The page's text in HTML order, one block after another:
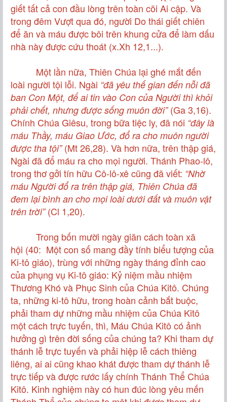
giết tất cả con đầu lòng trên toàn cõi Ai cập. Và
trong đêm Vượt qua đó, người Do thái giết chiên
để ăn và máu được bôi trên khung cửa để làm dấu
nhà này được cứu thoát (x.Xh 12,1...).
Một lần nữa, Thiên Chúa lại ghé mắt đến
loài người tội lỗi. Ngài “đã yêu thế gian đến nỗi đã
ban Con Một, để ai tin vào Con của Người thì khỏi
phải chết, nhưng được sống muôn đời”(Ga 3,16).
Chính Chúa Giêsu, trong bữa tiệc ly, đã nói “đây là
máu Thầy, máu Giao Ước, đổ ra cho muôn người
được tha tội”(Mt 26,28). Và hơn nữa, trên thập giá,
Ngài đã đổ máu ra cho mọi người. Thánh Phao-lô,
trong thơ gởi tín hữu Cô-lô-xê cũng đã viết: “Nhờ
máu Người đổ ra trên thập giá, Thiên Chúa đã
đem lại bình an cho mọi loài dưới đất và muôn vật
trên trời”(Cl 1,20).
Trong bốn mười ngày giãn cách toàn xã
hội (40: Một con số mang đầy tính biểu tượng của
Ki-tô giáo), trùng với những ngày tháng đỉnh cao
của phụng vụ Ki-tô giáo: Kỷ niệm mầu nhiệm
Thương Khó và Phục Sinh của Chúa Kitô. Chúng
ta, những ki-tô hữu, trong hoàn cảnh bắt buộc,
phải tham dự những mầu nhiệm của Chúa Kitô
một cách trực tuyến, thì, Máu Chúa Kitô có ảnh
hưởng gì trên đời sống của chúng ta? Khi tham dự
thánh lễ trực tuyến và phải hiệp lễ cách thiêng
liêng, ai ai cũng khao khát được tham dự thánh lễ
trực tiếp và được rước lấy chính Thánh Thể Chúa
Kitô. Kinh nghiệm này có hun đúc lòng yêu mến